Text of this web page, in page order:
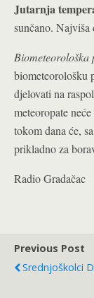
Jutarnja
sunčano. Najviša
Biometeorološka
biometeorološku
djelovati na
meteoropate
tokom dana će,
prikladno za
Radio Gradačac
Previous Post
Srednjoškolci